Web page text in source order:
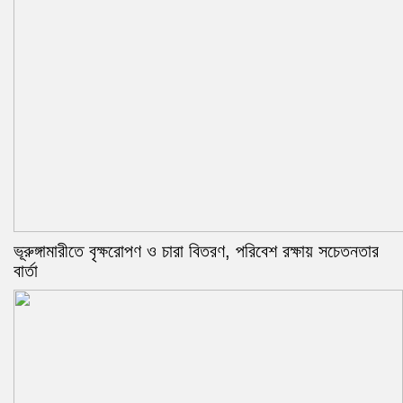
ভূরুঙ্গামারীতে বৃক্ষরোপণ ও চারা বিতরণ, পরিবেশ রক্ষায় সচেতনতার
বার্তা